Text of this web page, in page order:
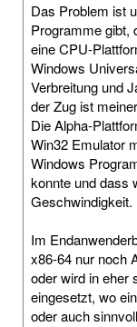
Das Problem ist
Programme gibt,
eine CPU-
Windows
Verbreitung und
der Zug ist
Die Alpha-
Win32 Emulator
Windows
konnte und dass
Geschwindigkeit.
Im
x86-64 nur noch
oder wird in eher
eingesetzt, wo
oder auch